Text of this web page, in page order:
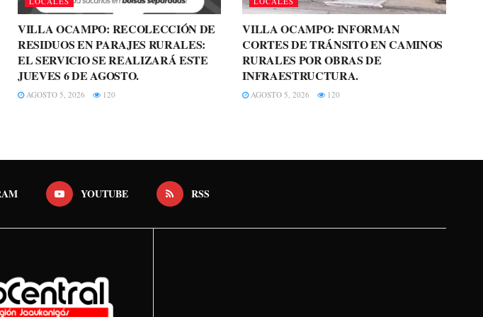
VILLA OCAMPO: RECOLECCIÓN DE
RESIDUOS EN PARAJES RURALES:
EL SERVICIO SE REALIZARÁ ESTE
JUEVES 6 DE AGOSTO.
AGOSTO 5, 2026 120
VILLA OCAMPO: INFORMAN
CORTES DE TRÁNSITO EN CAMINOS
RURALES POR OBRAS DE
INFRAESTRUCTURA.
AGOSTO 5, 2026 120
YOUTUBE RSS